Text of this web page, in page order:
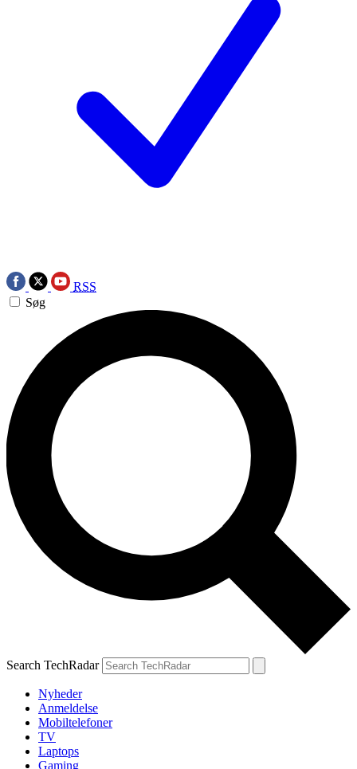
RSS
Søg
Search TechRadar
Nyheder
Anmeldelse
Mobiltelefoner
TV
Laptops
Gaming